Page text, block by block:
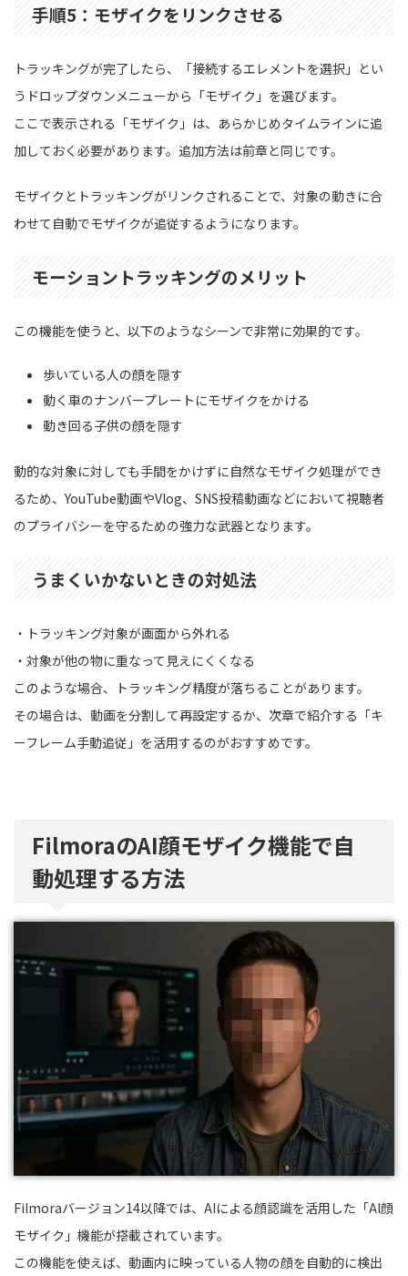
手順5：モザイクをリンクさせる
トラッキングが完了したら、「接続するエレメントを選択」とい
うドロップダウンメニューから「モザイク」を選びます。
ここで表示される「モザイク」は、あらかじめタイムラインに追
加しておく必要があります。追加方法は前章と同じです。
モザイクとトラッキングがリンクされることで、対象の動きに合
わせて自動でモザイクが追従するようになります。
モーショントラッキングのメリット
この機能を使うと、以下のようなシーンで非常に効果的です。
歩いている人の顔を隠す
動く車のナンバープレートにモザイクをかける
動き回る子供の顔を隠す
動的な対象に対しても手間をかけずに自然なモザイク処理ができ
るため、YouTube動画やVlog、SNS投稿動画などにおいて視聴者
のプライバシーを守るための強力な武器となります。
うまくいかないときの対処法
・トラッキング対象が画面から外れる
・対象が他の物に重なって見えにくくなる
このような場合、トラッキング精度が落ちることがあります。
その場合は、動画を分割して再設定するか、次章で紹介する「キ
ーフレーム手動追従」を活用するのがおすすめです。
FilmoraのAI顔モザイク機能で自
動処理する方法
Filmoraバージョン14以降では、AIによる顔認識を活用した「AI顔
モザイク」機能が搭載されています。
この機能を使えば、動画内に映っている人物の顔を自動的に検出